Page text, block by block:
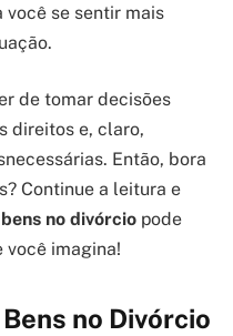
você se sentir mais
de tomar decisões
direitos e, claro,
Então, bora
Continue a leitura e
no divórcio pode
você imagina!
no Divórcio